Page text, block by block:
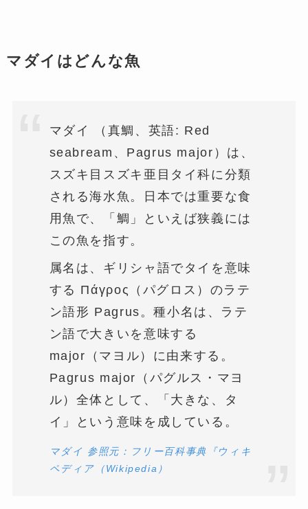
マダイはどんな魚
マダイ （真鯛、英語: Red
seabream、Pagrus major）は、
スズキ目スズキ亜目タイ科に分類
される海水魚。日本では重要な食
用魚で、「鯛」といえば狭義には
この魚を指す。
属名は、ギリシャ語でタイを意味
する Πάγρος（パグロス）のラテ
ン語形 Pagrus。種小名は、ラテ
ン語で大きいを意味する
major（マヨル）に由来する。
Pagrus major（パグルス・マヨ
ル）全体として、「大きな、タ
イ」という意味を成している。
マダイ 参照元：フリー百科事典『ウィキ
ペディア（Wikipedia）